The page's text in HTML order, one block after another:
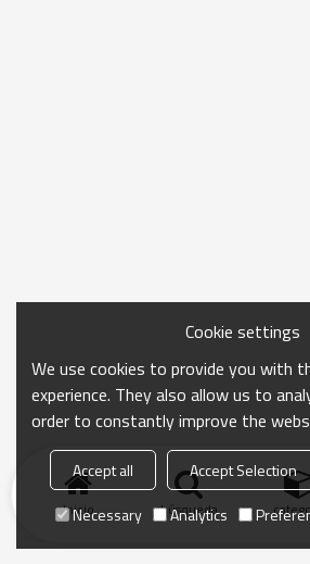
Inicio búsqueda
Cookie settings
We use cookies to provide you with
experience. They also allow us to
order to constantly improve the
Accept all Accept Selection
Necessary
Analytics